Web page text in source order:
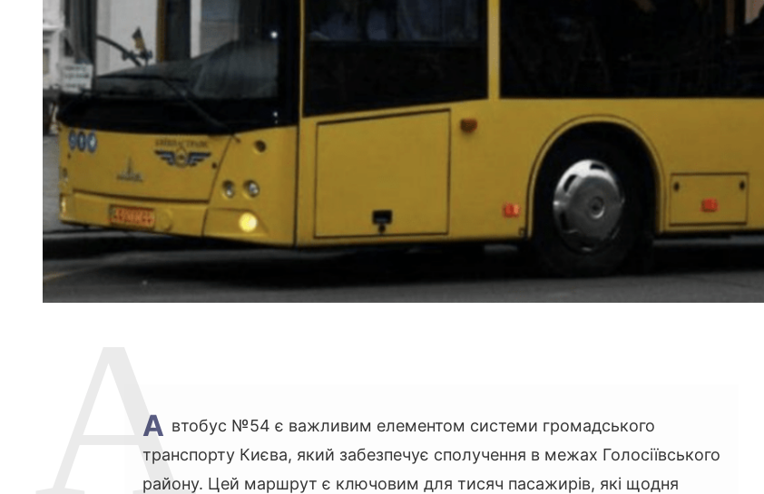
А втобус №54 є важливим елементом системи громадського
транспорту Києва, який забезпечує сполучення в межах Голосіївського
району. Цей маршрут є ключовим для тисяч пасажирів, які щодня